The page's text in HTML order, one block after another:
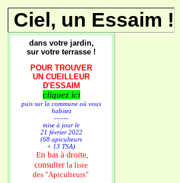
Ciel, un Essaim !
dans votre jardin,
sur votre terrasse !
POUR TROUVER
UN CUEILLEUR
D'ESSAIM
cliquez ici
puis sur la commune où vous
habitez
------
mise à jour le
21 février 2022
(68 apiculteurs
+ 13 TSA)
En bas à droite,
consulter la liste
des "Apiculteurs"